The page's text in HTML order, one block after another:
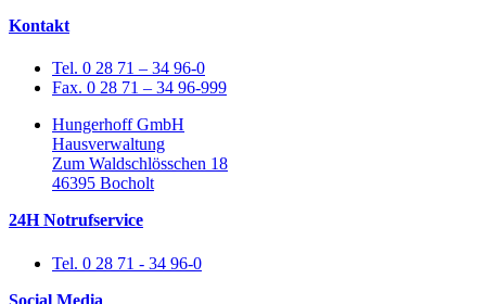
Kontakt
Tel. 0 28 71 – 34 96-0
Fax. 0 28 71 – 34 96-999
Hungerhoff GmbH
Hausverwaltung
Zum Waldschlösschen 18
46395 Bocholt
24H Notrufservice
Tel. 0 28 71 - 34 96-0
Social Media